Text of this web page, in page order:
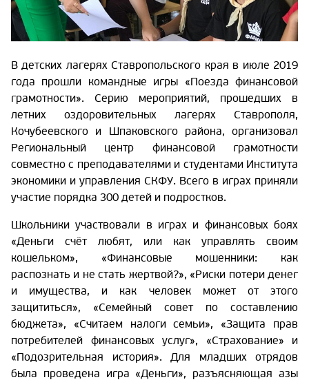
В детских лагерях Ставропольского края в июле 2019
года прошли командные игры «Поезда финансовой
грамотности». Серию мероприятий, прошедших в
летних оздоровительных лагерях Ставрополя,
Кочубеевского и Шпаковского района, организовал
Региональный центр финансовой грамотности
совместно с преподавателями и студентами Института
экономики и управления СКФУ. Всего в играх приняли
участие порядка 300 детей и подростков.
Школьники участвовали в играх и финансовых боях
«Деньги счёт любят, или как управлять своим
кошельком», «Финансовые мошенники: как
распознать и не стать жертвой?», «Риски потери денег
и имущества, и как человек может от этого
защититься», «Семейный совет по составлению
бюджета», «Считаем налоги семьи», «Защита прав
потребителей финансовых услуг», «Страхование» и
«Подозрительная история». Для младших отрядов
была проведена игра «Деньги», разъясняющая азы